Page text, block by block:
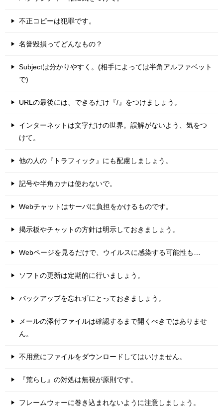
不正コピーは犯罪です。
名誉毀損ってどんなもの？
Subjectは分かりやすく。(相手によっては半角アルファベット
で)
URLの最後には、できるだけ『/』をつけましょう。
インターネットは文字だけの世界。誤解がないよう、気をつ
けて。
他の人の『トラフィック』にも配慮しましょう。
記号や半角カナは使わないで。
Webチャットはサーバに負担をかけるものです。
掲示板やチャットの方針は明示しておきましょう。
Webページを見るだけで、ウイルスに感染する可能性も…
ソフトの更新は定期的に行いましょう。
バックアップを忘れずにとっておきましょう。
メールの添付ファイルは確認するまで開くべきではありませ
ん。
不用意にファイルをダウンロードしてはいけません。
『荒らし』の対処は無視が原則です。
フレームウォーに巻き込まれないように注意しましょう。